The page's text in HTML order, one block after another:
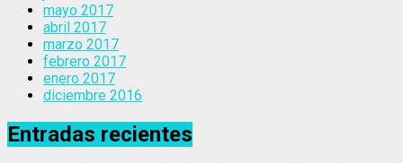
mayo 2017
abril 2017
marzo 2017
febrero 2017
enero 2017
diciembre 2016
Entradas recientes